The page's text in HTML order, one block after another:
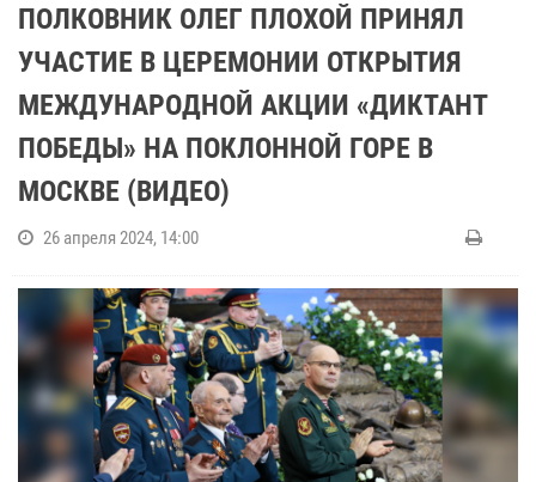
ПОЛКОВНИК ОЛЕГ ПЛОХОЙ ПРИНЯЛ
УЧАСТИЕ В ЦЕРЕМОНИИ ОТКРЫТИЯ
МЕЖДУНАРОДНОЙ АКЦИИ «ДИКТАНТ
ПОБЕДЫ» НА ПОКЛОННОЙ ГОРЕ В
МОСКВЕ (ВИДЕО)
26 апреля 2024, 14:00